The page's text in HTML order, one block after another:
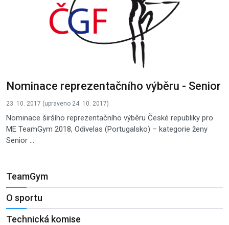
Nominace reprezentačního výběru - Senior
23. 10. 2017 (upraveno 24. 10. 2017)
Nominace širšího reprezentačního výběru České republiky pro
ME TeamGym 2018, Odivelas (Portugalsko) – kategorie ženy
Senior ...
TeamGym
O sportu
Technická komise